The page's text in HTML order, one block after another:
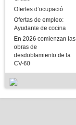
Ofertes d’ocupació
Ofertas de empleo:
Ayudante de cocina
En 2026 comienzan las
obras de
desdoblamiento de la
CV-60